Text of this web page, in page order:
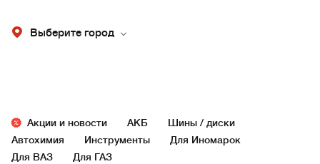
Выберите город
Акции и новости АКБ
Шины / диски
Автохимия
Инструменты
Для Иномарок
Для ВАЗ
Для ГАЗ